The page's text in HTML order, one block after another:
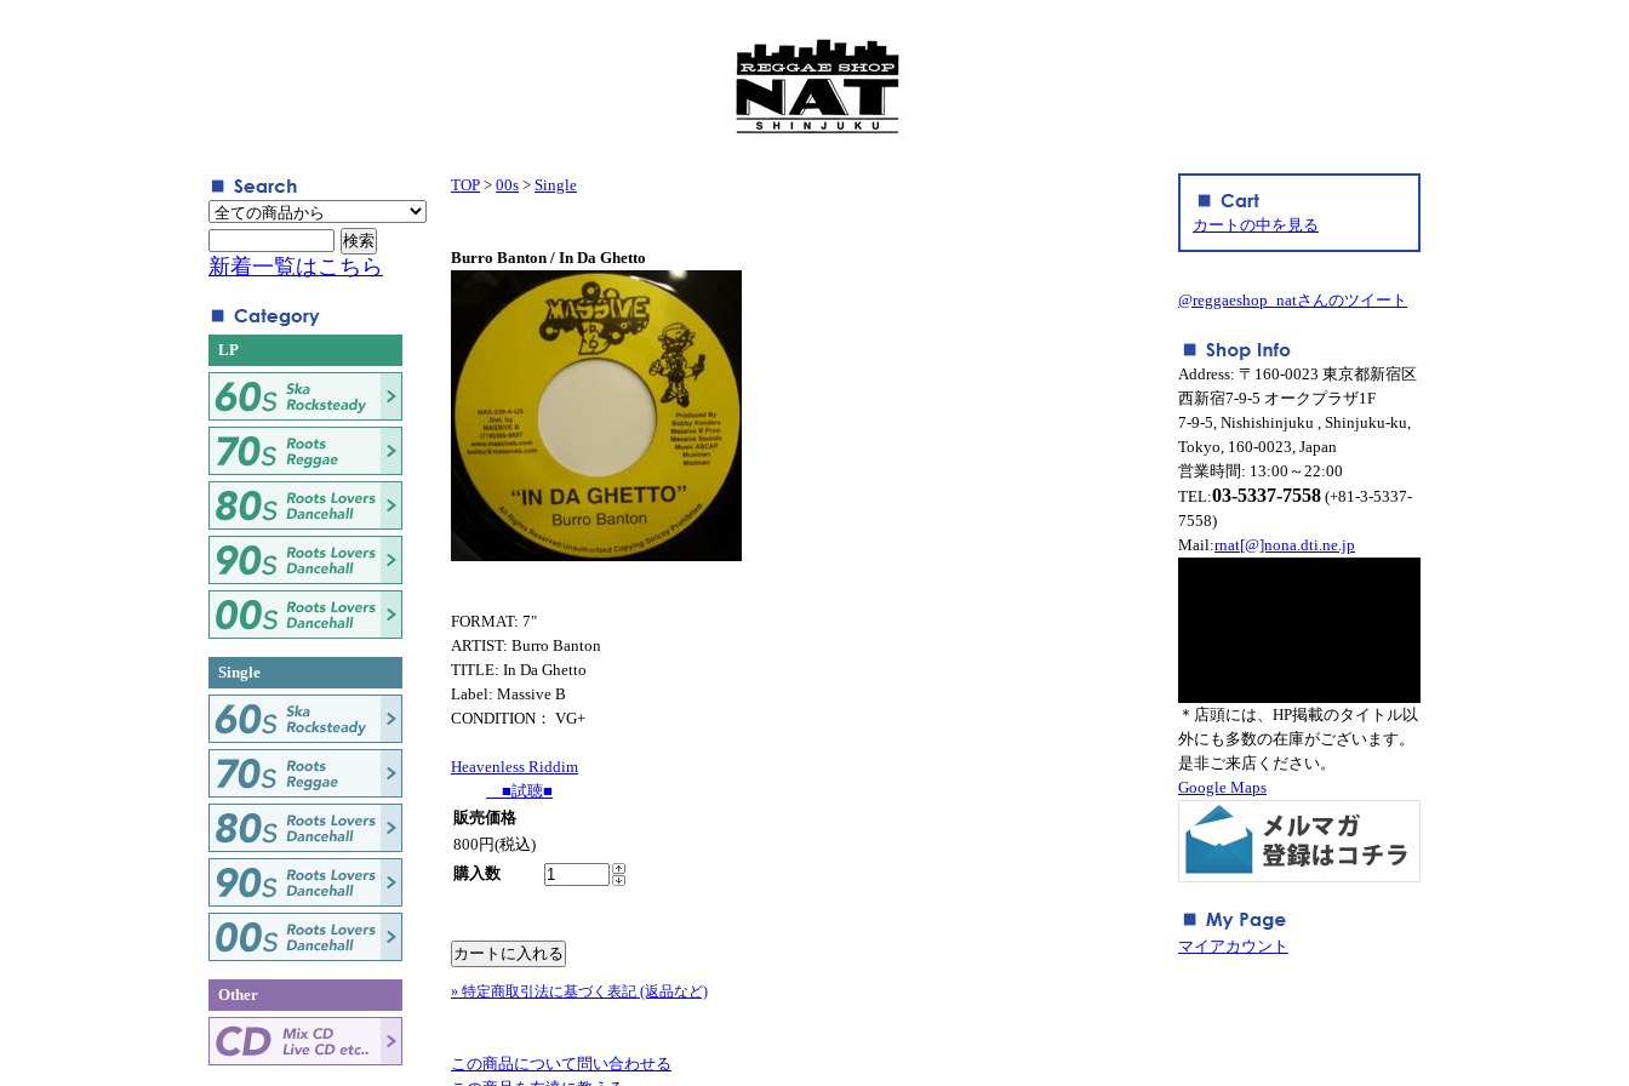
TOP > 00s > Single
Burro Banton / In Da Ghetto
FORMAT: 7"
ARTIST: Burro Banton
TITLE: In Da Ghetto
Label: Massive B
CONDITION： VG+
Heavenless Riddim
■試聴■
販売価格
800円(税込)
購入数
» 特定商取引法に基づく表記 (返品など)
この商品について問い合わせる
新着一覧はこちら
LP
Single
Other
カートの中を見る
@reggaeshop_natさんのツイート
Address: 〒160-0023 東京都新宿区
西新宿7-9-5 オークプラザ1F
7-9-5, Nishishinjuku , Shinjuku-ku,
Tokyo, 160-0023, Japan
営業時間: 13:00～22:00
TEL:03-5337-7558 (+81-3-5337-
7558)
Mail:rnat[@]nona.dti.ne.jp
＊店頭には、HP掲載のタイトル以
外にも多数の在庫がございます。
是非ご来店ください。
Google Maps
マイアカウント